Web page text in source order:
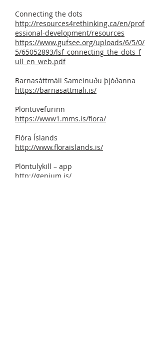
Connecting the dots
http://resources4rethinking.ca/en/prof
essional-development/resources
https://www.gufsee.org/uploads/6/5/0/
5/65052893/lsf_connecting_the_dots_f
ull_en_web.pdf
Barnasáttmáli Sameinuðu þjóðanna
https://barnasattmali.is/
Plöntuvefurinn
https://www1.mms.is/flora/
Flóra Íslands
http://www.floraislands.is/
Plöntulykill – app
http://genium.is/